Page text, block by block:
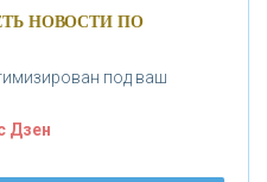
впервые за 19 лет -
НОВОСТИ ПО
под ваш
Дзен